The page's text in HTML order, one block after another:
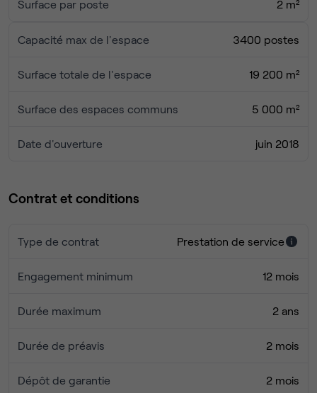
Surface par poste 2 m²
Capacité max de l'espace 3400 postes
Surface totale de l'espace 19 200 m²
Surface des espaces communs 5 000 m²
Date d'ouverture juin 2018
Contrat et conditions
Type de contrat Prestation de service
Engagement minimum 12 mois
Durée maximum 2 ans
Durée de préavis 2 mois
Dépôt de garantie 2 mois